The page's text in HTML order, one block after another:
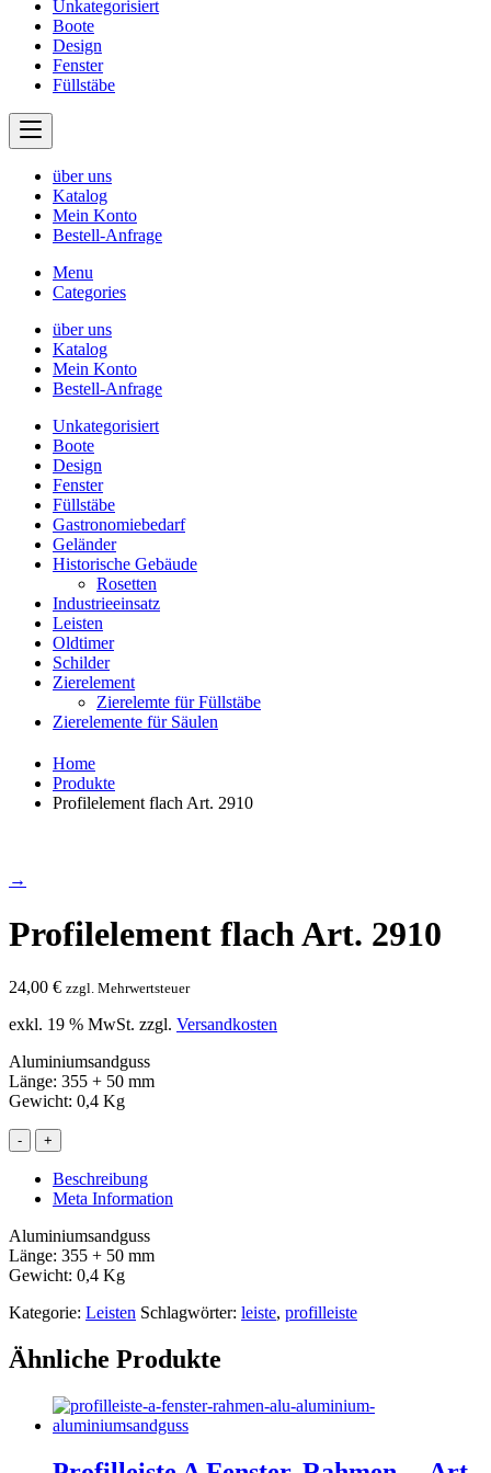
Unkategorisiert
Boote
Design
Fenster
Füllstäbe
über uns
Katalog
Mein Konto
Bestell-Anfrage
Menu
Categories
über uns
Katalog
Mein Konto
Bestell-Anfrage
Unkategorisiert
Boote
Design
Fenster
Füllstäbe
Gastronomiebedarf
Geländer
Historische Gebäude
Rosetten
Industrieeinsatz
Leisten
Oldtimer
Schilder
Zierelement
Zierelemte für Füllstäbe
Zierelemente für Säulen
Home
Produkte
Profilelement flach Art. 2910
→
Profilelement flach Art. 2910
24,00 € zzgl. Mehrwertsteuer
exkl. 19 % MwSt. zzgl. Versandkosten
Aluminiumsandguss
Länge: 355 + 50 mm
Gewicht: 0,4 Kg
- +
Beschreibung
Meta Information
Aluminiumsandguss
Länge: 355 + 50 mm
Gewicht: 0,4 Kg
Kategorie: Leisten Schlagwörter: leiste, profilleiste
Ähnliche Produkte